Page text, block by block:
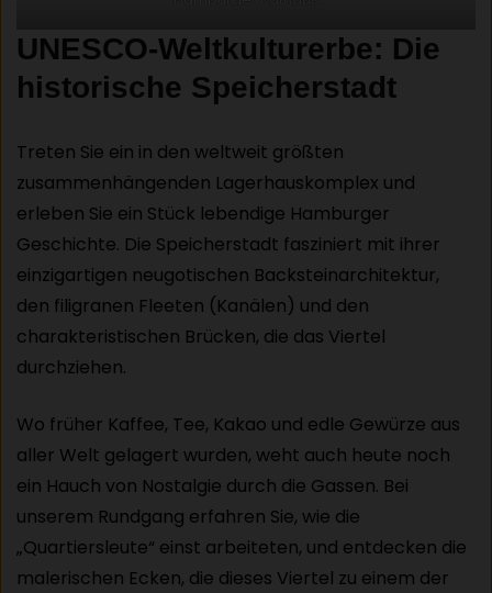
UNESCO-Weltkulturerbe: Die
historische Speicherstadt
Treten Sie ein in den weltweit größten
zusammenhängenden Lagerhauskomplex und
erleben Sie ein Stück lebendige Hamburger
Geschichte. Die Speicherstadt fasziniert mit ihrer
einzigartigen neugotischen Backsteinarchitektur,
den filigranen Fleeten (Kanälen) und den
charakteristischen Brücken, die das Viertel
durchziehen.
Wo früher Kaffee, Tee, Kakao und edle Gewürze aus
aller Welt gelagert wurden, weht auch heute noch
ein Hauch von Nostalgie durch die Gassen. Bei
unserem Rundgang erfahren Sie, wie die
„Quartiersleute“ einst arbeiteten, und entdecken die
malerischen Ecken, die dieses Viertel zu einem der